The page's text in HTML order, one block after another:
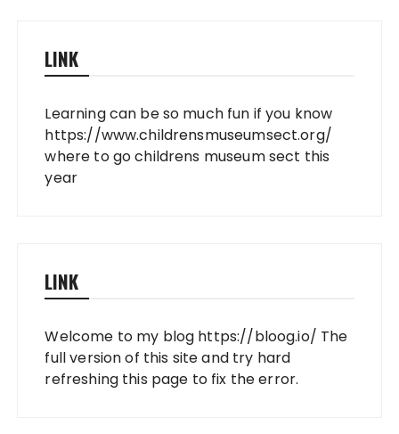
LINK
Learning can be so much fun if you know
https://www.childrensmuseumsect.org/
where to go childrens museum sect this
year
LINK
Welcome to my blog https://bloog.io/ The
full version of this site and try hard
refreshing this page to fix the error.